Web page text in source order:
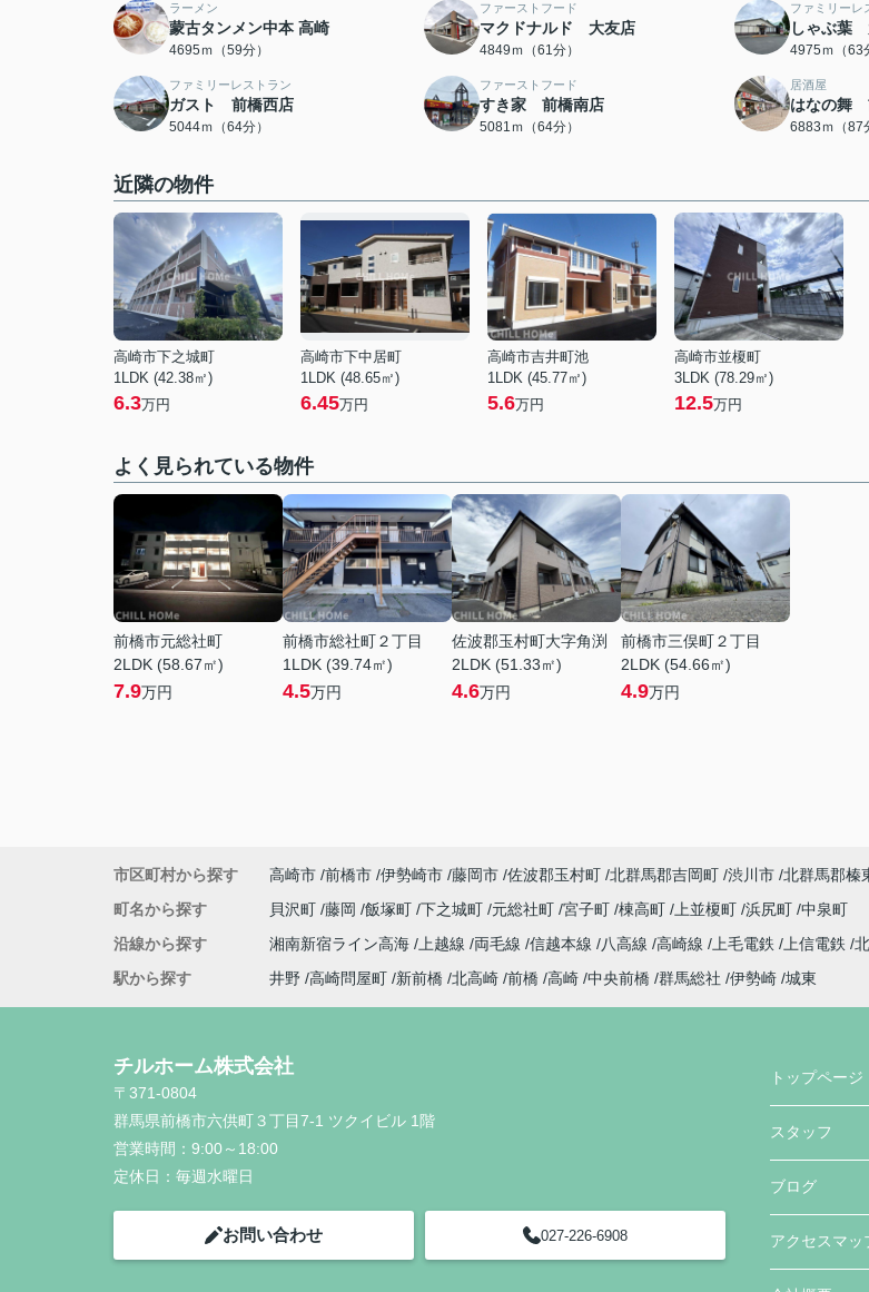
ラーメン
蒙古タンメン中本 高崎
4695ｍ（59分）
ファーストフード
マクドナルド 大友店
4849ｍ（61分）
ファミリーレ
しゃぶ葉
4975ｍ（63
ファミリーレストラン
ガスト 前橋西店
5044ｍ（64分）
ファーストフード
すき家 前橋南店
5081ｍ（64分）
居酒屋
はなの舞
6883ｍ（87
近隣の物件
高崎市下之城町
1LDK (42.38㎡)
6.3万円
高崎市下中居町
1LDK (48.65㎡)
6.45万円
高崎市吉井町池
1LDK (45.77㎡)
5.6万円
高崎市並榎町
3LDK (78.29㎡)
12.5万円
よく見られている物件
前橋市元総社町
2LDK (58.67㎡)
7.9万円
前橋市総社町２丁目
1LDK (39.74㎡)
4.5万円
佐波郡玉村町大字角渕
2LDK (51.33㎡)
4.6万円
前橋市三俣町２丁目
2LDK (54.66㎡)
4.9万円
市区町村から探す 高崎市 前橋市 伊勢崎市 藤岡市 佐波郡玉村町 北群馬郡吉岡町 渋川市 北群馬郡榛
町名から探す
貝沢町 藤岡 飯塚町 下之城町 元総社町 宮子町 棟高町 上並榎町 浜尻町 中泉町
沿線から探す
湘南新宿ライン高海 上越線 両毛線 信越本線 八高線 高崎線 上毛電鉄 上信電鉄
駅から探す
井野 高崎問屋町 新前橋 北高崎 前橋 高崎 中央前橋 群馬総社 伊勢崎 城東
チルホーム株式会社
〒371-0804
群馬県前橋市六供町３丁目7-1 ツクイビル 1階
営業時間： 9:00～18:00
定休日： 毎週水曜日
お問い合わせ 027-226-6908
トップページ
スタッフ
ブログ
アクセスマッ